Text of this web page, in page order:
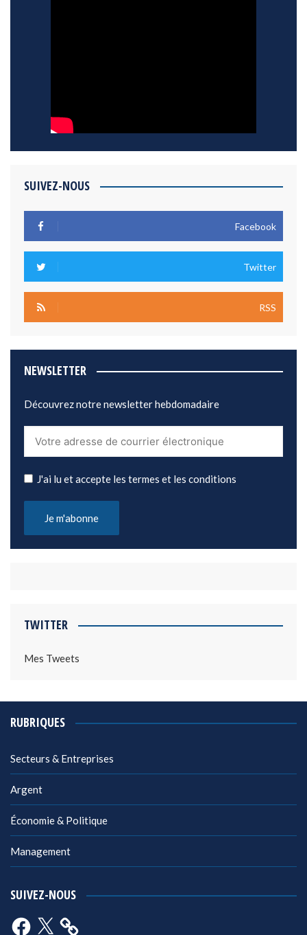
SUIVEZ-NOUS
Facebook
Twitter
RSS
NEWSLETTER
Découvrez notre newsletter hebdomadaire
J'ai lu et accepte les termes et les conditions
TWITTER
Mes Tweets
RUBRIQUES
Secteurs & Entreprises
Argent
Économie & Politique
Management
SUIVEZ-NOUS
Facebook
X